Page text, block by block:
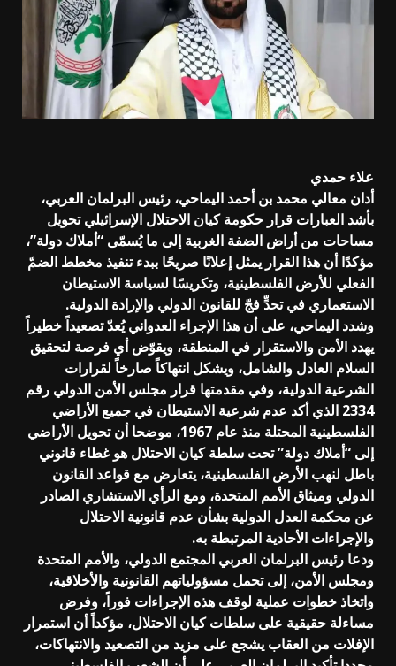
علاء حمدي
أدان معالي محمد بن أحمد اليماحي، رئيس البرلمان العربي،
بأشد العبارات قرار حكومة كيان الاحتلال الإسرائيلي تحويل
مساحات من أراض الضفة الغربية إلى ما يُسمّى “أملاك دولة”،
مؤكدًا أن هذا القرار يمثل إعلانًا صريحًا ببدء تنفيذ مخطط الضمّ
الفعلي للأرض الفلسطينية، وتكريسًا لسياسة الاستيطان
الاستعماري في تحدٍّ فجّ للقانون الدولي والإرادة الدولية.
وشدد اليماحي، على أن هذا الإجراء العدواني يُعدّ تصعيداً خطيراً
يهدد الأمن والاستقرار في المنطقة، ويقوّض أي فرصة لتحقيق
السلام العادل والشامل، ويشكل انتهاكاً صارخاً لقرارات
الشرعية الدولية، وفي مقدمتها قرار مجلس الأمن الدولي رقم
2334 الذي أكد عدم شرعية الاستيطان في جميع الأراضي
الفلسطينية المحتلة منذ عام 1967، موضحا أن تحويل الأراضي
إلى “أملاك دولة” تحت سلطة كيان الاحتلال هو غطاء قانوني
باطل لنهب الأرض الفلسطينية، يتعارض مع قواعد القانون
الدولي وميثاق الأمم المتحدة، ومع الرأي الاستشاري الصادر
عن محكمة العدل الدولية بشأن عدم قانونية الاحتلال
والإجراءات الأحادية المرتبطة به.
ودعا رئيس البرلمان العربي المجتمع الدولي، والأمم المتحدة
ومجلس الأمن، إلى تحمل مسؤولياتهم القانونية والأخلاقية،
واتخاذ خطوات عملية لوقف هذه الإجراءات فوراً، وفرض
مساءلة حقيقية على سلطات كيان الاحتلال، مؤكداً أن استمرار
الإفلات من العقاب يشجع على مزيد من التصعيد والانتهاكات،